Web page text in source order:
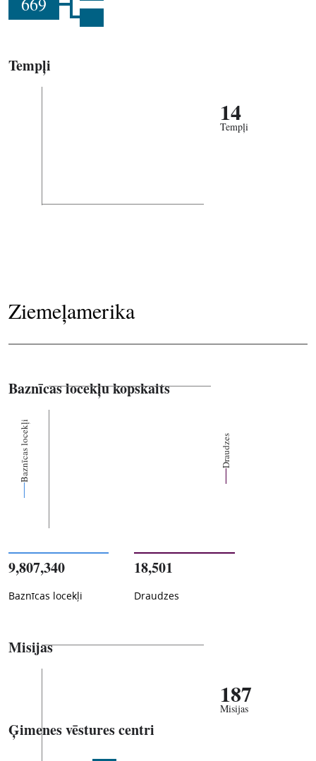
Tempļi
14
Tempļi
Ziemeļamerika
Baznīcas locekļu kopskaits
Baznīcas locekļi Draudzes
9,807,340
Baznīcas locekļi
18,501
Draudzes
Misijas
187
Misijas
Ģimenes vēstures centri